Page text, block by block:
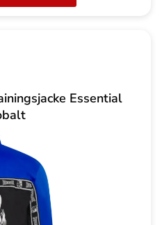
84,00 CHF
42,00 CHF.
Essential